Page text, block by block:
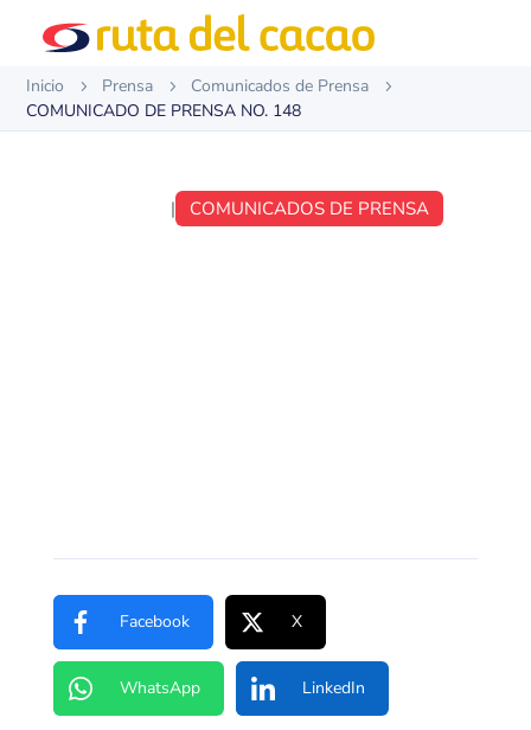
Inicio 5 Prensa 5 Comunicados de Prensa 5
COMUNICADO DE PRENSA NO. 148
| COMUNICADOS DE PRENSA
Facebook X
WhatsApp LinkedIn